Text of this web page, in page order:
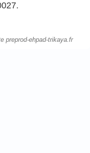
preprod-ehpad-trikaya.fr